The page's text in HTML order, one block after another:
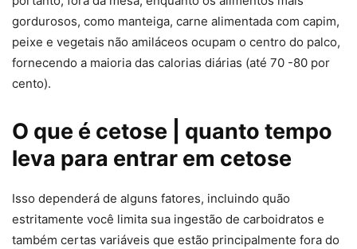
gordurosos, como manteiga, carne alimentada com capim,
peixe e vegetais não amiláceos ocupam o centro do palco,
fornecendo a maioria das calorias diárias (até 70 -80 por
cento).
O que é cetose | quanto tempo
leva para entrar em cetose
Isso dependerá de alguns fatores, incluindo quão
estritamente você limita sua ingestão de carboidratos e
também certas variáveis ​​que estão principalmente fora do